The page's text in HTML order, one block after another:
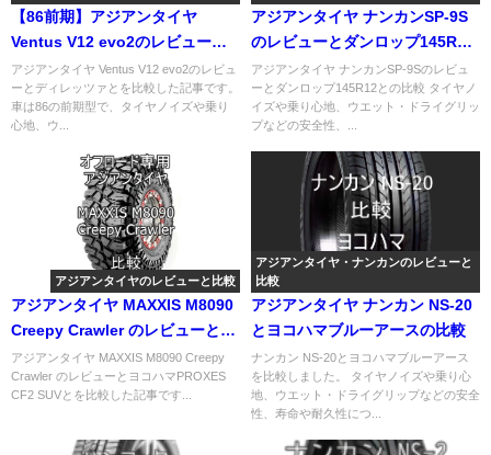
【86前期】アジアンタイヤ
Ventus V12 evo2のレビューと
ディレッツァとの比較
アジアンタイヤ Ventus V12 evo2のレビュ
ーとディレッツァとを比較した記事です。
車は86の前期型で、タイヤノイズや乗り
心地、ウ...
アジアンタイヤ ナンカンSP-9S
のレビューとダンロップ145R12
との比較
アジアンタイヤ ナンカンSP-9Sのレビュ
ーとダンロップ145R12との比較 タイヤノ
イズや乗り心地、ウエット・ドライグリッ
プなどの安全性、...
アジアンタイヤのレビューと比較
アジアンタイヤ MAXXIS M8090
Creepy Crawler のレビューと
PROXES CF2 SUVとの比較
アジアンタイヤ MAXXIS M8090 Creepy
Crawler のレビューとヨコハマPROXES
CF2 SUVとを比較した記事です...
アジアンタイヤ・ナンカンのレビューと
比較
アジアンタイヤ ナンカン NS-20
とヨコハマブルーアースの比較
ナンカン NS-20とヨコハマブルーアース
を比較しました。 タイヤノイズや乗り心
地、ウエット・ドライグリップなどの安全
性、寿命や耐久性につ...